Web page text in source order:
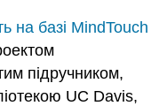
на базі MindTouch
підручником,
UC Davis,